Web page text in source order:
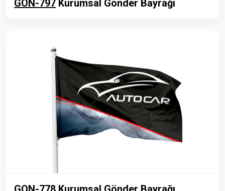
GON-797 Kurumsal Gönder Bayrağı